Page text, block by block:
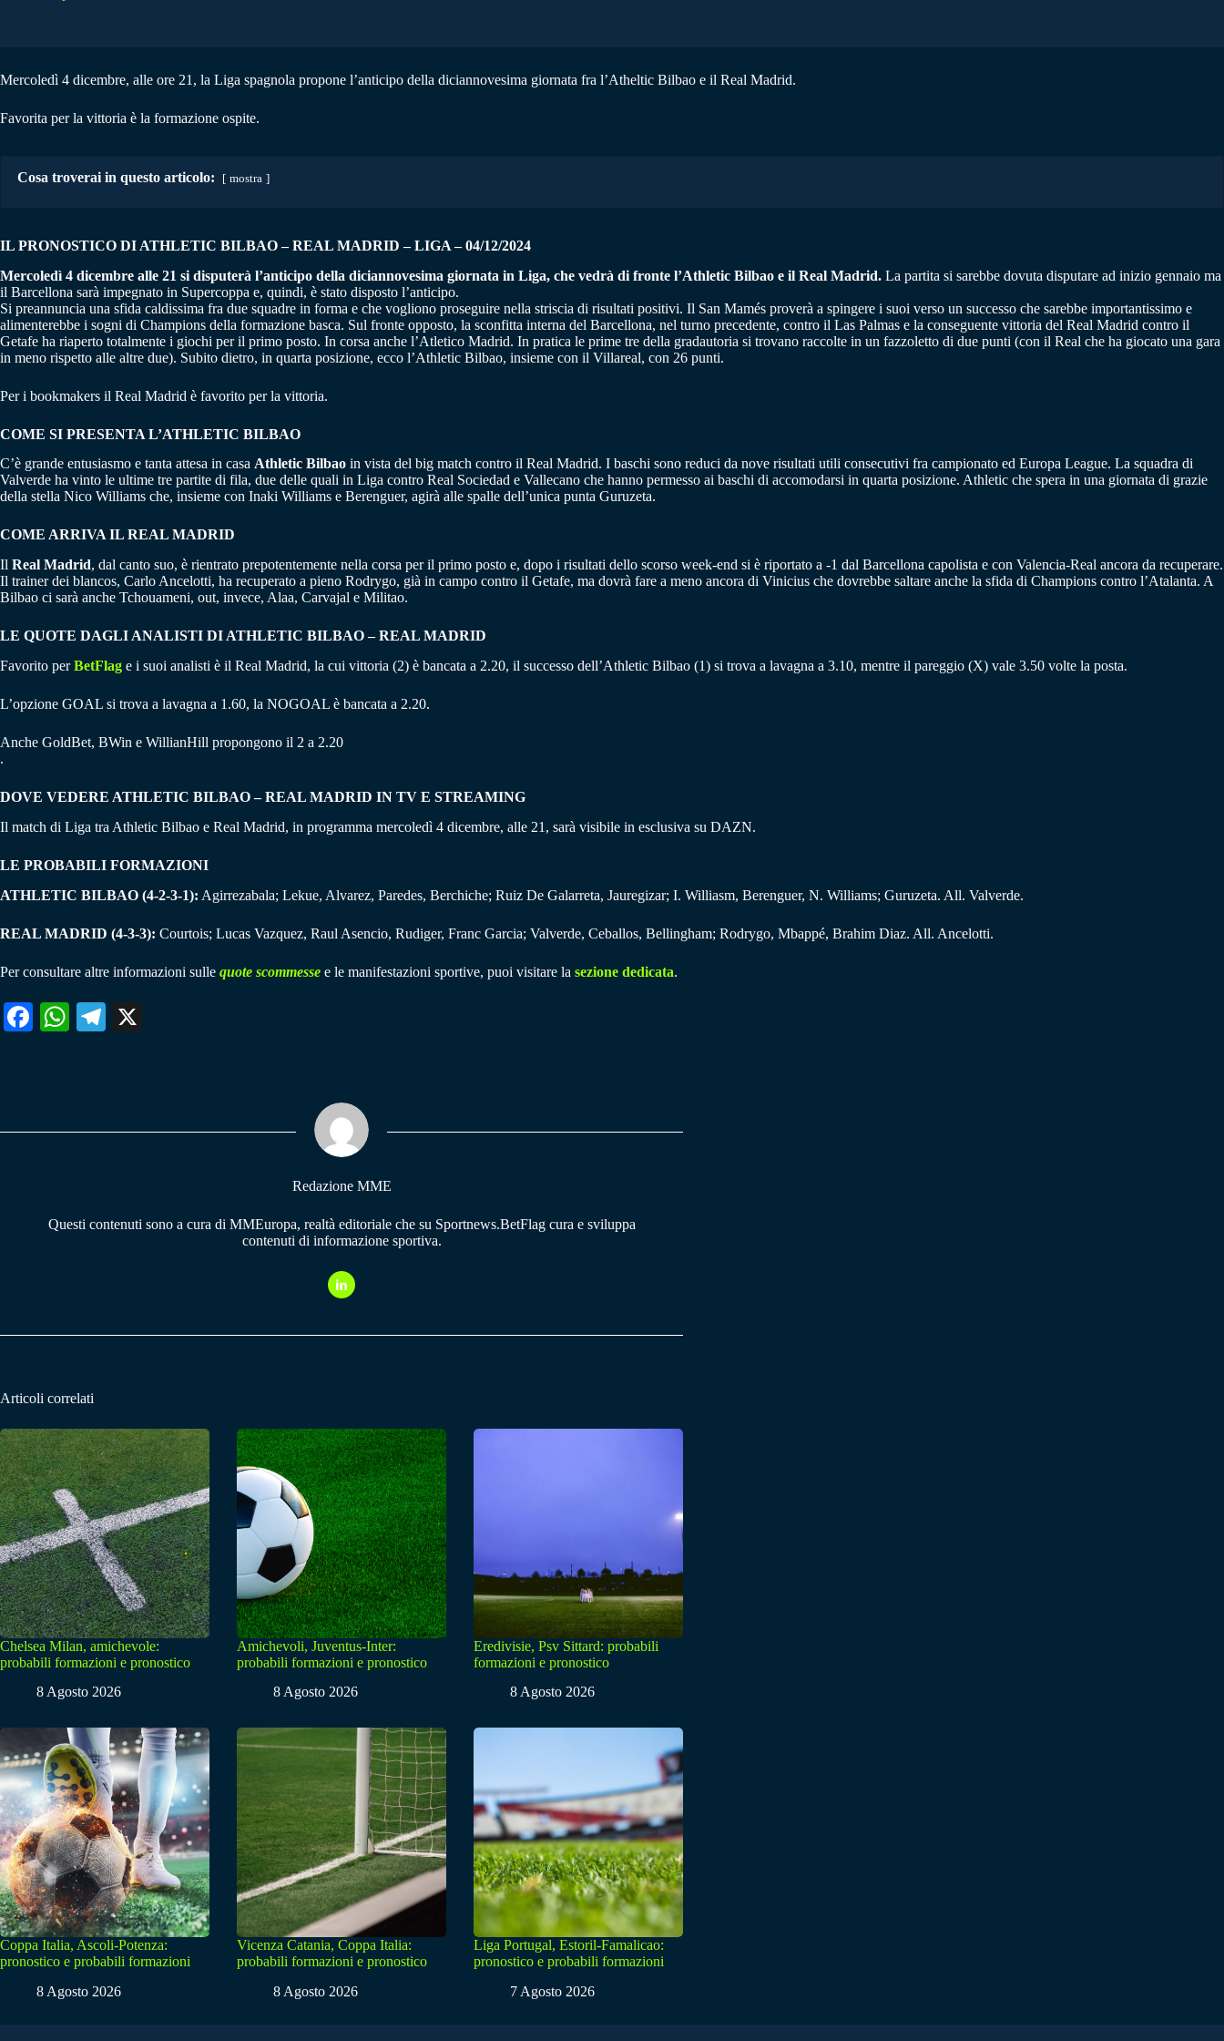
Mercoledì 4 dicembre, alle ore 21, la Liga spagnola propone l’anticipo della diciannovesima giornata fra l’Atheltic Bilbao e il Real Madrid.
Favorita per la vittoria è la formazione ospite.
Cosa troverai in questo articolo: mostra
IL PRONOSTICO DI ATHLETIC BILBAO – REAL MADRID–LIGA – 04/12/2024
Mercoledì 4 dicembre alle 21 si disputerà l’anticipo della diciannovesima giornata in Liga, che vedrà di fronte l’Athletic Bilbao e il Real Madrid. La partita si sarebbe dovuta disputare ad inizio gennaio ma
il Barcellona sarà impegnato in Supercoppa e, quindi, è stato disposto l’anticipo.
Si preannuncia una sfida caldissima fra due squadre in forma e che vogliono proseguire nella striscia di risultati positivi. Il San Mamés proverà a spingere i suoi verso un successo che sarebbe importantissimo e
alimenterebbe i sogni di Champions della formazione basca. Sul fronte opposto, la sconfitta interna del Barcellona, nel turno precedente, contro il Las Palmas e la conseguente vittoria del Real Madrid contro il
Getafe ha riaperto totalmente i giochi per il primo posto. In corsa anche l’Atletico Madrid. In pratica le prime tre della gradautoria si trovano raccolte in un fazzoletto di due punti (con il Real che ha giocato una gara
in meno rispetto alle altre due). Subito dietro, in quarta posizione, ecco l’Athletic Bilbao, insieme con il Villareal, con 26 punti.
Per i bookmakers il Real Madrid è favorito per la vittoria.
COME SI PRESENTA L’ATHLETIC BILBAO
C’è grande entusiasmo e tanta attesa in casa Athletic Bilbao in vista del big match contro il Real Madrid. I baschi sono reduci da nove risultati utili consecutivi fra campionato ed Europa League. La squadra di
Valverde ha vinto le ultime tre partite di fila, due delle quali in Liga contro Real Sociedad e Vallecano che hanno permesso ai baschi di accomodarsi in quarta posizione. Athletic che spera in una giornata di grazie
della stella Nico Williams che, insieme con Inaki Williams e Berenguer, agirà alle spalle dell’unica punta Guruzeta.
COME ARRIVA IL REAL MADRID
Il Real Madrid, dal canto suo, è rientrato prepotentemente nella corsa per il primo posto e, dopo i risultati dello scorso week-end si è riportato a -1 dal Barcellona capolista e con Valencia-Real ancora da recuperare.
Il trainer dei blancos, Carlo Ancelotti, ha recuperato a pieno Rodrygo, già in campo contro il Getafe, ma dovrà fare a meno ancora di Vinicius che dovrebbe saltare anche la sfida di Champions contro l’Atalanta. A
Bilbao ci sarà anche Tchouameni, out, invece, Alaa, Carvajal e Militao.
LE QUOTE DAGLI ANALISTI DI ATHLETIC BILBAO – REAL MADRID
Favorito perBetFlag e i suoi analisti è il Real Madrid, la cui vittoria (2) è bancata a 2.20, il successo dell’Athletic Bilbao (1) si trova a lavagna a 3.10, mentre il pareggio (X) vale 3.50 volte la posta.
L’opzione GOAL si trova a lavagna a 1.60, la NOGOAL è bancata a 2.20.
Anche GoldBet, BWin e WillianHill propongono il 2 a 2.20
.
DOVE VEDERE ATHLETIC BILBAO – REAL MADRID IN TV E STREAMING
Il match di Liga tra Athletic Bilbao e Real Madrid, in programma mercoledì 4 dicembre, alle 21, sarà visibile in esclusiva su DAZN.
LE PROBABILI FORMAZIONI
ATHLETIC BILBAO (4-2-3-1): Agirrezabala; Lekue, Alvarez, Paredes, Berchiche; Ruiz De Galarreta, Jauregizar; I. Williasm, Berenguer, N. Williams; Guruzeta. All. Valverde.
REAL MADRID (4-3-3): Courtois; Lucas Vazquez, Raul Asencio, Rudiger, Franc Garcia; Valverde, Ceballos, Bellingham; Rodrygo, Mbappé, Brahim Diaz. All. Ancelotti.
Per consultare altre informazioni sulle quote scommesse e le manifestazioni sportive, puoi visitare la sezione dedicata.
Fa W
pp
Te
m
Redazione MME
Questi contenuti sono a cura di MMEuropa, realtà editoriale che su Sportnews.BetFlag cura e sviluppa
contenuti di informazione sportiva.
Articoli correlati
Chelsea Milan, amichevole:
probabili formazioni e pronostico
8 Agosto 2026
Amichevoli, Juventus-Inter:
probabili formazioni e pronostico
8 Agosto 2026
Eredivisie, Psv Sittard: probabili
formazioni e pronostico
8 Agosto 2026
Coppa Italia, Ascoli-Potenza:
pronostico e probabili formazioni
8 Agosto 2026
Vicenza Catania, Coppa Italia:
probabili formazioni e pronostico
8 Agosto 2026
Liga Portugal, Estoril-Famalicao:
pronostico e probabili formazioni
7 Agosto 2026